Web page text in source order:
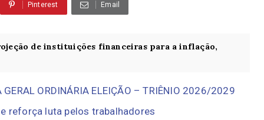
Pinterest Email
de instituições financeiras para a inflação,
GERAL ORDINÁRIA ELEIÇÃO – TRIÊNIO 2026/2029
reforça luta pelos trabalhadores